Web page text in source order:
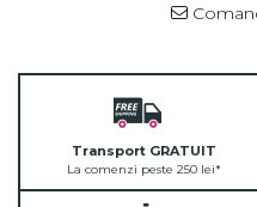
Transport GRATUIT
La comenzi peste 250 lei*